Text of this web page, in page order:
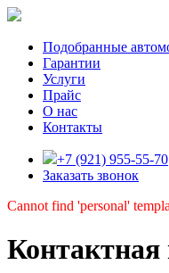
Подобранные
Гарантии
Услуги
Прайс
О нас
Контакты
+7 (921) 955-55-70
Заказать звонок
Cannot find 'personal'